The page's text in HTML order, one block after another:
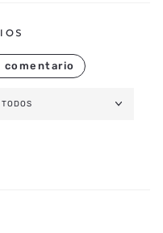
TODOS